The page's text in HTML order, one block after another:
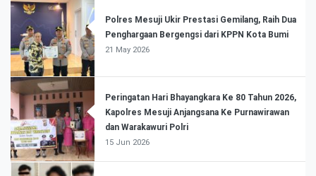
Polres Mesuji Ukir Prestasi Gemilang, Raih Dua
Penghargaan Bergengsi dari KPPN Kota Bumi
21 May 2026
Peringatan Hari Bhayangkara Ke 80 Tahun 2026,
Kapolres Mesuji Anjangsana Ke Purnawirawan
dan Warakawuri Polri
15 Jun 2026